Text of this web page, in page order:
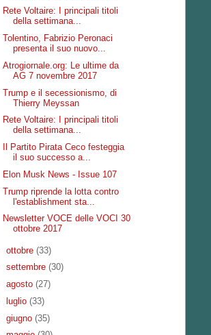
Rete Voltaire: I principali titoli
della settimana...
Tolentino, Fabrizio Peronaci
presenta il suo nuovo...
Atrogiornale.org: Le ultime da
AG 7 novembre 2017
Trump e il secessionismo, di
Thierry Meyssan
Rete Voltaire: I principali titoli
della settimana...
Il Partito Pirata Ceco festeggia
il suo successo a...
Elon Musk News - Issue 107
Trump riprende la lotta contro
l'establishment sta...
Newsletter VOCE delle VOCI 30
ottobre 2017
ottobre (33)
settembre (30)
agosto (27)
luglio (33)
giugno (35)